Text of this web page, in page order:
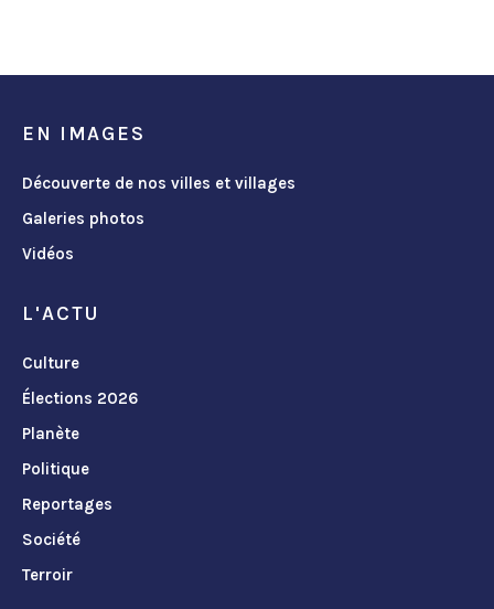
EN IMAGES
Découverte de nos villes et villages
Galeries photos
Vidéos
L'ACTU
Culture
Élections 2026
Planète
Politique
Reportages
Société
Terroir